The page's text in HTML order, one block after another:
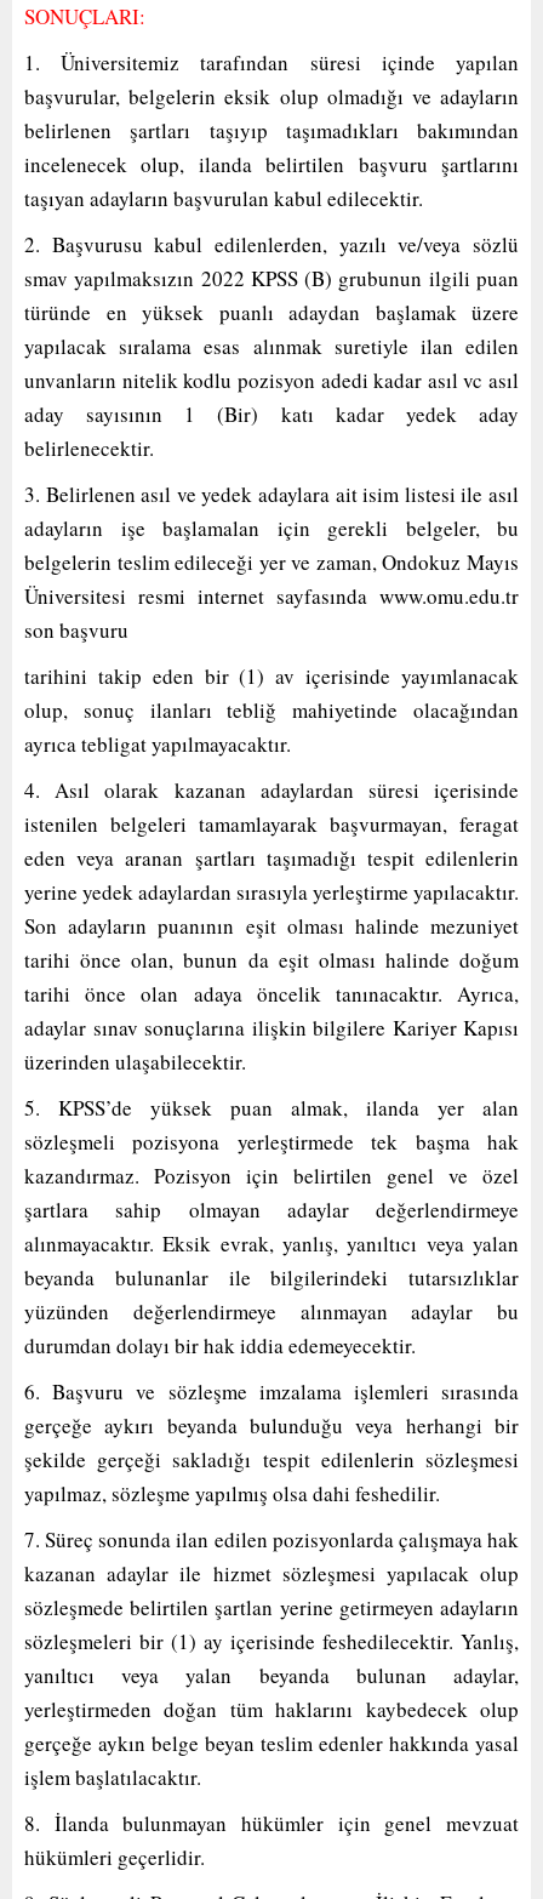
SONUÇLARI:
1. Üniversitemiz tarafından süresi içinde yapılan
başvurular, belgelerin eksik olup olmadığı ve adayların
belirlenen şartları taşıyıp taşımadıkları bakımından
incelenecek olup, ilanda belirtilen başvuru şartlarını
taşıyan adayların başvurulan kabul edilecektir.
2. Başvurusu kabul edilenlerden, yazılı ve/veya sözlü
smav yapılmaksızın 2022 KPSS (B) grubunun ilgili puan
türünde en yüksek puanlı adaydan başlamak üzere
yapılacak sıralama esas alınmak suretiyle ilan edilen
unvanların nitelik kodlu pozisyon adedi kadar asıl vc asıl
aday sayısının 1 (Bir) katı kadar yedek aday
belirlenecektir.
3. Belirlenen asıl ve yedek adaylara ait isim listesi ile asıl
adayların işe başlamalan için gerekli belgeler, bu
belgelerin teslim edileceği yer ve zaman, Ondokuz Mayıs
Üniversitesi resmi internet sayfasında www.omu.edu.tr
son başvuru
tarihini takip eden bir (1) av içerisinde yayımlanacak
olup, sonuç ilanları tebliğ mahiyetinde olacağından
ayrıca tebligat yapılmayacaktır.
4. Asıl olarak kazanan adaylardan süresi içerisinde
istenilen belgeleri tamamlayarak başvurmayan, feragat
eden veya aranan şartları taşımadığı tespit edilenlerin
yerine yedek adaylardan sırasıyla yerleştirme yapılacaktır.
Son adayların puanının eşit olması halinde mezuniyet
tarihi önce olan, bunun da eşit olması halinde doğum
tarihi önce olan adaya öncelik tanınacaktır. Ayrıca,
adaylar sınav sonuçlarına ilişkin bilgilere Kariyer Kapısı
üzerinden ulaşabilecektir.
5. KPSS’de yüksek puan almak, ilanda yer alan
sözleşmeli pozisyona yerleştirmede tek başma hak
kazandırmaz. Pozisyon için belirtilen genel ve özel
şartlara sahip olmayan adaylar değerlendirmeye
alınmayacaktır. Eksik evrak, yanlış, yanıltıcı veya yalan
beyanda bulunanlar ile bilgilerindeki tutarsızlıklar
yüzünden değerlendirmeye alınmayan adaylar bu
durumdan dolayı bir hak iddia edemeyecektir.
6. Başvuru ve sözleşme imzalama işlemleri sırasında
gerçeğe aykırı beyanda bulunduğu veya herhangi bir
şekilde gerçeği sakladığı tespit edilenlerin sözleşmesi
yapılmaz, sözleşme yapılmış olsa dahi feshedilir.
7. Süreç sonunda ilan edilen pozisyonlarda çalışmaya hak
kazanan adaylar ile hizmet sözleşmesi yapılacak olup
sözleşmede belirtilen şartlan yerine getirmeyen adayların
sözleşmeleri bir (1) ay içerisinde feshedilecektir. Yanlış,
yanıltıcı veya yalan beyanda bulunan adaylar,
yerleştirmeden doğan tüm haklarını kaybedecek olup
gerçeğe aykın belge beyan teslim edenler hakkında yasal
işlem başlatılacaktır.
8. İlanda bulunmayan hükümler için genel mevzuat
hükümleri geçerlidir.